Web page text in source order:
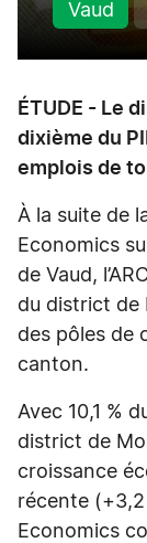
Vaud
ÉTUDE - Le
dixième du
emplois de
À la suite de
Economics
de Vaud,
du district de
des pôles de
canton.
Avec 10,1 %
district de
croissance
récente (+3,2
Economics